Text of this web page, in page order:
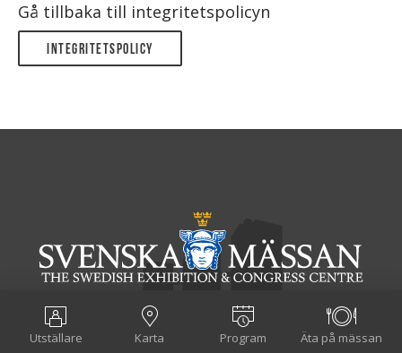
Gå tillbaka till integritetspolicyn
Integritetspolicy
Utställare Karta Program Äta på mässan